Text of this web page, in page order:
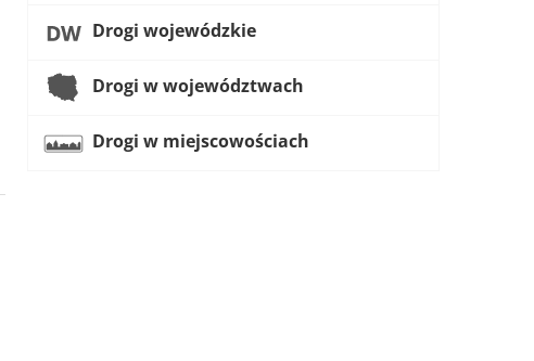
Drogi wojewódzkie
Drogi w województwach
Drogi w miejscowościach